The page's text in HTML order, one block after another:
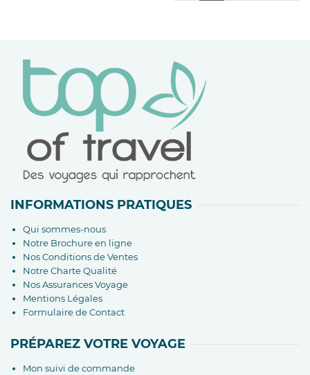
INFORMATIONS PRATIQUES
Qui sommes-nous
Notre Brochure en ligne
Nos Conditions de Ventes
Notre Charte Qualité
Nos Assurances Voyage
Mentions Légales
Formulaire de Contact
PRÉPAREZ VOTRE VOYAGE
Mon suivi de commande